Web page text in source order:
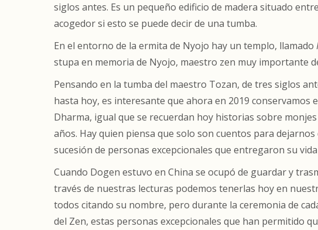
siglos antes. Es un pequeño edificio de madera situado
acogedor si esto se puede decir de una tumba.
En el entorno de la ermita de Nyojo hay un templo, llamado
stupa en memoria de Nyojo, maestro zen muy importante
Pensando en la tumba del maestro Tozan, de tres siglos
hasta hoy, es interesante que ahora en 2019
Dharma, igual que se recuerdan hoy historias sobre
años. Hay quien piensa que solo son cuentos para
sucesión de personas excepcionales que entregaron su
Cuando Dogen estuvo en China se ocupó de guardar y
través de nuestras lecturas podemos tenerlas hoy en
todos citando su nombre, pero durante la ceremonia de
del Zen, estas personas excepcionales que han permitido